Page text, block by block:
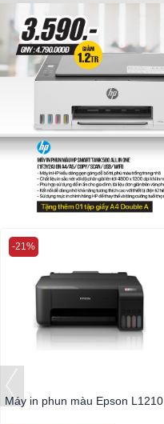
Máy in phun màu Epson L1210
-21%